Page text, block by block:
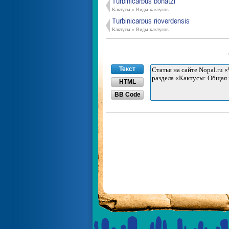
Кактусы » Виды кактусов
Turbinicarpus rioverdensis
Кактусы » Виды кактусов
Текст
HTML
BB Code